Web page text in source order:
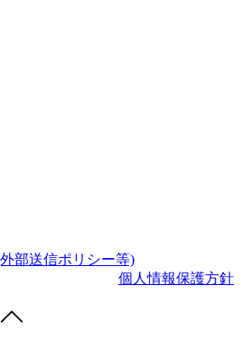
部送信ポリシー等)
個人情報保護方針